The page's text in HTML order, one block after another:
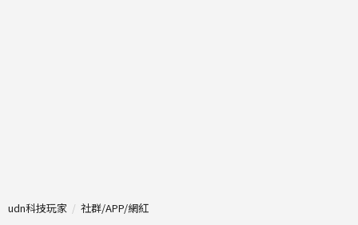
udn科技玩家 社群/APP/網紅